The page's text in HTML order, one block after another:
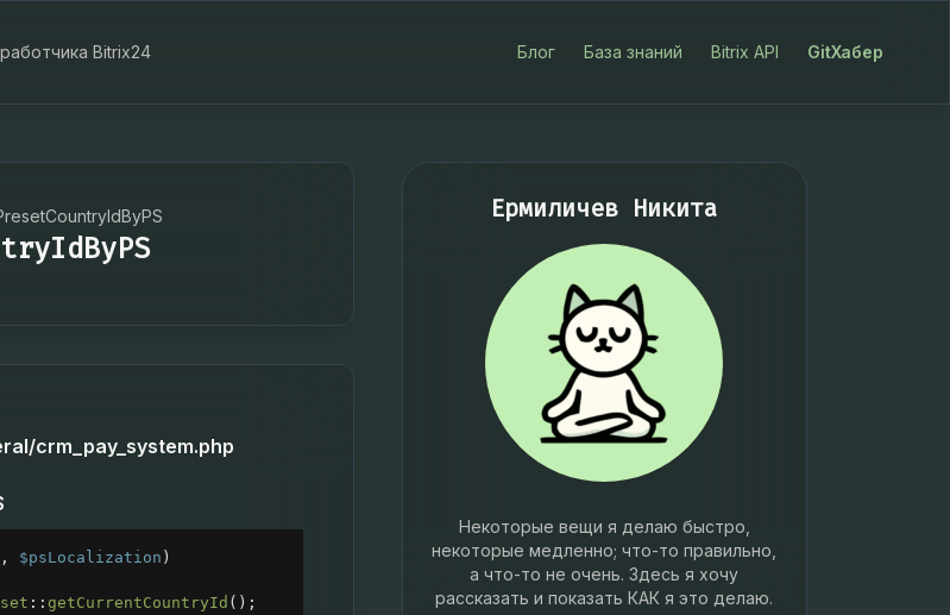
Bitrix24 Блог База знаний Bitrix API GitХабер
crm_pay_system.php
, $psLocalization )
:: getCurrentCountryId ();
Ермиличев Никита
Некоторые вещи я делаю быстро,
некоторые медленно; что-то правильно,
а что-то не очень. Здесь я хочу
рассказать и показать КАК я это делаю.